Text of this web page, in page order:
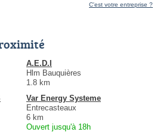
C'est votre entreprise ?
A.E.D.I
Hlm Bauquières
1.8 km
Var Energy Systeme
Entrecasteaux
6 km
Ouvert jusqu'à 18h